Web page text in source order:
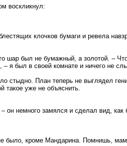
воскликнул:
клочков бумаги и ревела
шар был не бумажный, а золотой. –
я был в своей комнате и ничего не
стыдно. План теперь не выглядел
такое уже не объяснить.
немного замялся и сделал вид,
было, кроме Мандарина. Помнишь,